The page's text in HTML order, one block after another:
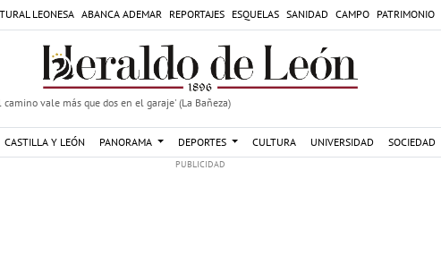
LEONESA ABANCA ADEMAR REPORTAJES ESQUELAS SANIDAD CAMPO PATRIMONIO
vale más que dos en el garaje' (La Bañeza)
CASTILLA Y LEÓN PANORAMA DEPORTES CULTURA UNIVERSIDAD SOCIEDAD